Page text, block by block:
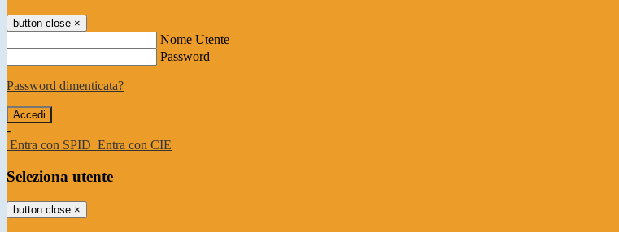
button close ×
Nome Utente
Password
Password dimenticata?
-
Entra con SPID Entra con CIE
Seleziona utente
button close ×